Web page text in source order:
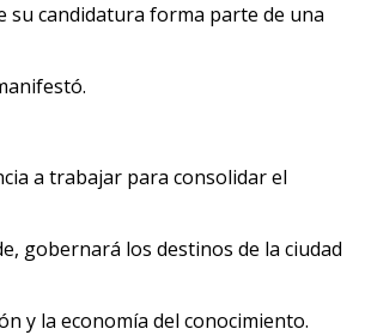
su candidatura forma parte de una
a trabajar para consolidar el
gobernará los destinos de la ciudad
y la economía del conocimiento.